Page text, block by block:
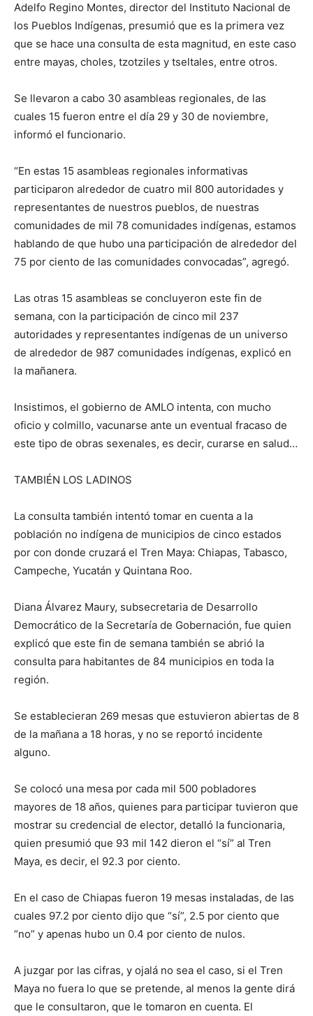
Adelfo Regino Montes, director del Instituto Nacional de
los Pueblos Indígenas, presumió que es la primera vez
que se hace una consulta de esta magnitud, en este caso
entre mayas, choles, tzotziles y tseltales, entre otros.
Se llevaron a cabo 30 asambleas regionales, de las
cuales 15 fueron entre el día 29 y 30 de noviembre,
informó el funcionario.
“En estas 15 asambleas regionales informativas
participaron alrededor de cuatro mil 800 autoridades y
representantes de nuestros pueblos, de nuestras
comunidades de mil 78 comunidades indígenas, estamos
hablando de que hubo una participación de alrededor del
75 por ciento de las comunidades convocadas”, agregó.
Las otras 15 asambleas se concluyeron este fin de
semana, con la participación de cinco mil 237
autoridades y representantes indígenas de un universo
de alrededor de 987 comunidades indígenas, explicó en
la mañanera.
Insistimos, el gobierno de AMLO intenta, con mucho
oficio y colmillo, vacunarse ante un eventual fracaso de
este tipo de obras sexenales, es decir, curarse en salud…
TAMBIÉN LOS LADINOS
La consulta también intentó tomar en cuenta a la
población no indígena de municipios de cinco estados
por con donde cruzará el Tren Maya: Chiapas, Tabasco,
Campeche, Yucatán y Quintana Roo.
Diana Álvarez Maury, subsecretaria de Desarrollo
Democrático de la Secretaría de Gobernación, fue quien
explicó que este fin de semana también se abrió la
consulta para habitantes de 84 municipios en toda la
región.
Se establecieran 269 mesas que estuvieron abiertas de 8
de la mañana a 18 horas, y no se reportó incidente
alguno.
Se colocó una mesa por cada mil 500 pobladores
mayores de 18 años, quienes para participar tuvieron que
mostrar su credencial de elector, detalló la funcionaria,
quien presumió que 93 mil 142 dieron el “sí” al Tren
Maya, es decir, el 92.3 por ciento.
En el caso de Chiapas fueron 19 mesas instaladas, de las
cuales 97.2 por ciento dijo que “sí”, 2.5 por ciento que
“no” y apenas hubo un 0.4 por ciento de nulos.
A juzgar por las cifras, y ojalá no sea el caso, si el Tren
Maya no fuera lo que se pretende, al menos la gente dirá
que le consultaron, que le tomaron en cuenta. El